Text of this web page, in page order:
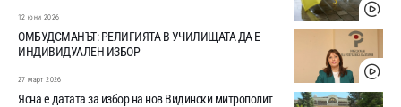
12 юни 2026
ОМБУДСМАНЪТ: РЕЛИГИЯТА В УЧИЛИЩАТА ДА Е
ИНДИВИДУАЛЕН ИЗБОР
27 март 2026
Ясна е датата за избор на нов Видински митрополит